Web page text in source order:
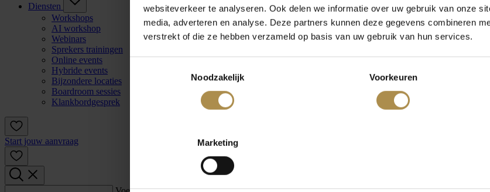
websiteverkeer te analyseren. Ook delen we informatie over uw gebruik van onze
media, adverteren en analyse. Deze partners kunnen deze gegevens combineren
verstrekt of die ze hebben verzameld op basis van uw gebruik van hun services.
Noodzakelijk
Voorkeuren
Marketing
Diensten
Workshops
AI workshop
Webinars
Sprekers trainingen
Online events
Hybride events
Bijzondere locaties
Boardroom sessies
Klankbordgesprek
Start jouw aanvraag